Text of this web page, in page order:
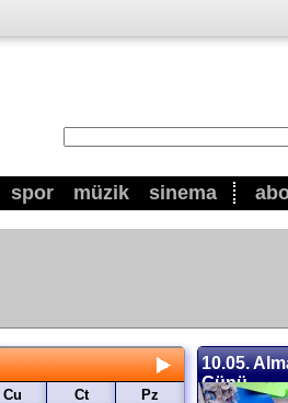
spor müzik sinema
Cu Ct
Pz
10.05.
Günü